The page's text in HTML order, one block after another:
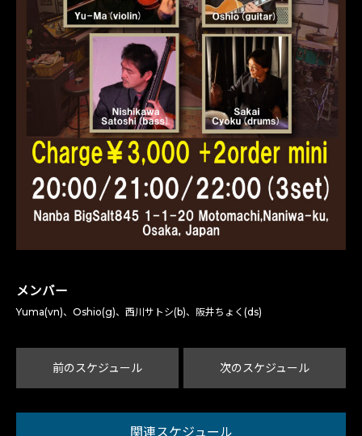
メンバー
Yuma(vn)、Oshio(g)、西川サトシ(b)、阪井ちょく(ds)
前のスケジュール 次のスケジュール
関連スケジュール